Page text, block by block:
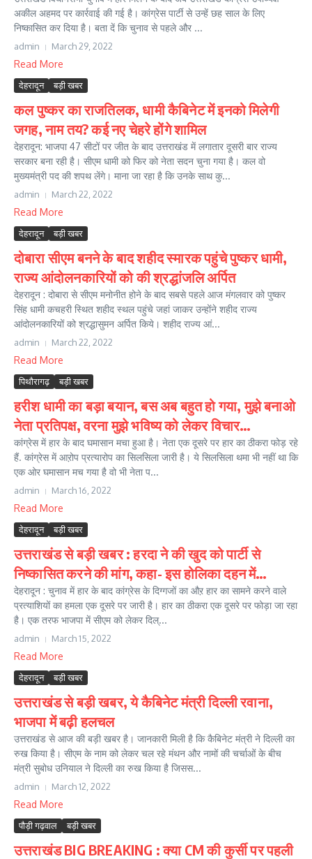
अकील अहमद पर कार्रवाई की गई है। कांग्रेस पार्टी से उन्हें छह साल के लिए
निष्कासित कर दिया है। बता दें कि चुनाव से पहले और ...
admin March 29, 2022
Read More
देहरादून बड़ी खबर
कल पुष्कर का राजतिलक, धामी कैबिनेट में इनको मिलेगी
जगह, नाम तय? कई नए चेहरे होंगे शामिल
देहरादून: भाजपा 47 सीटों पर जीत के बाद उत्तराखंड में लगातार दूसरी बार राज्य
सरकार बना रही है। सीएम धामी को फिर को नेता सदन चुना गया है। कल वो
मुख्यमंत्री पद की शपथ लेंगे। माना जा रहा है कि उनके साथ कु...
admin March 22, 2022
Read More
देहरादून बड़ी खबर
दोबारा सीएम बनने के बाद शहीद स्मारक पहुंचे पुष्कर धामी,
राज्य आंदोलनकारियों को की श्रद्धांजलि अर्पित
देहरादून : दोबारा से सीएम मनोनीत होने के बाद सबसे पहले आज मंगलवार को पुष्कर
सिंह धामी कचहरी स्थित शहीद स्थल पहुंचे जहां जाकर उन्होंने शहीद राज्य
आंदोलनकारियों को श्रद्धासुमन अर्पित किये। शहीद राज्य आं...
admin March 22, 2022
Read More
पिथौरागढ़ बड़ी खबर
हरीश धामी का बड़ा बयान, बस अब बहुत हो गया, मुझे बनाओ
नेता प्रतिपक्ष, वरना मुझे भविष्य को लेकर विचार…
कांग्रेस में हार के बाद घमासान मचा हुआ है। नेता एक दूसरे पर हार का ठीकरा फोड़ रहे
हैं. कांग्रेस में आऱोप प्रत्यारोप का सिलसिला जारी है। ये सिलसिला थमा भी नहीं था कि
एक ओर घमासान मच गया है वो भी नेता प...
admin March 16, 2022
Read More
देहरादून बड़ी खबर
उत्तराखंड से बड़ी खबर : हरदा ने की खुद को पार्टी से
निष्कासित करने की मांग, कहा- इस होलिका दहन में…
देहरादून : चुनाव में हार के बाद कांग्रेस के दिग्गजों का औऱ हार का सामने करने वाले
प्रत्याशियों का हमला एक दूसरे पर जारी है। हार का ठीकरा एक दूसरे पर फोड़ा जा रहा
है। एक तरफ भाजपा में सीएम को लेकर दिल्...
admin March 15, 2022
Read More
देहरादून बड़ी खबर
उत्तराखंड से बड़ी खबर, ये कैबिनेट मंत्री दिल्ली रवाना,
भाजपा में बढ़ी हलचल
उत्तराखंड से आज की बड़ी खबर है। जानकारी मिली है कि कैबिनेट मंत्री ने दिल्ली का
रुख किया है। सीएम के नाम को लेकर चल रहे मंथन और नामों की चर्चाओं के बीच
मंत्री सुबोध उनियाल ने दिल्ली का रुख किया है जिसस...
admin March 12, 2022
Read More
पौड़ी गढ़वाल बड़ी खबर
उत्तराखंड BIG BREAKING : क्या CM की कुर्सी पर पहली